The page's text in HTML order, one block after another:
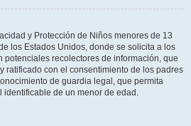
y Protección de Niños menores de 13
los Estados Unidos, donde se solicita a los
potenciales recolectores de información, que
ratificado con el consentimiento de los padres
de guardia legal, que permita
de un menor de edad.